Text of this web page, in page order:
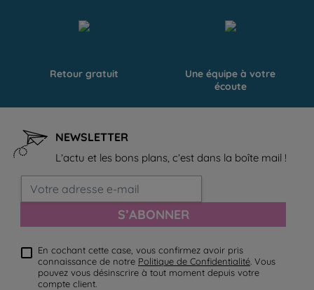
Retour gratuit
Une équipe à votre
écoute
NEWSLETTER
L’actu et les bons plans, c’est dans la boîte mail !
S’ABONNER
En cochant cette case, vous confirmez avoir pris
connaissance de notre Politique de Confidentialité . Vous
pouvez vous désinscrire à tout moment depuis votre
compte client.